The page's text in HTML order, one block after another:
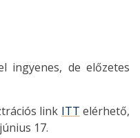
ingyenes, de előzetes
link ITT elérhető,
17.